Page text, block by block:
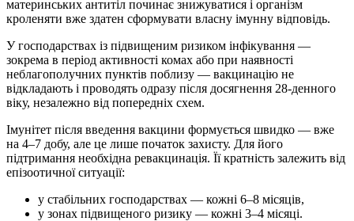
материнських антитіл починає знижуватися і організм
кроленяти вже здатен сформувати власну імунну відповідь.
У господарствах із підвищеним ризиком інфікування —
зокрема в період активності комах або при наявності
неблагополучних пунктів поблизу — вакцинацію не
відкладають і проводять одразу після досягнення 28-денного
віку, незалежно від попередніх схем.
Імунітет після введення вакцини формується швидко — вже
на 4–7 добу, але це лише початок захисту. Для його
підтримання необхідна ревакцинація. Її кратність залежить від
епізоотичної ситуації:
у стабільних господарствах — кожні 6–8 місяців,
у зонах підвищеного ризику — кожні 3–4 місяці.